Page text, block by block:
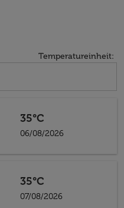
Temperatureinheit:
35°C
06/08/2026
35°C
07/08/2026